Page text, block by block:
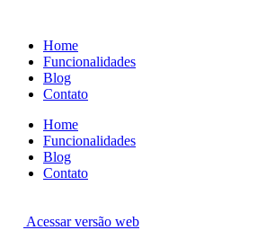
conteúdo
Home
Funcionalidades
Blog
Contato
Home
Funcionalidades
Blog
Contato
Acessar versão web